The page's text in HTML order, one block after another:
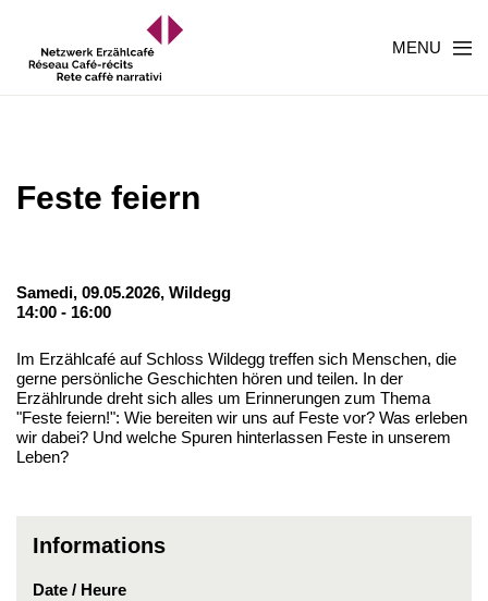
MENU
Feste feiern
Samedi, 09.05.2026, Wildegg
14:00 - 16:00
Im Erzählcafé auf Schloss Wildegg treffen sich Menschen, die
gerne persönliche Geschichten hören und teilen. In der
Erzählrunde dreht sich alles um Erinnerungen zum Thema
"Feste feiern!": Wie bereiten wir uns auf Feste vor? Was erleben
wir dabei? Und welche Spuren hinterlassen Feste in unserem
Leben?
Informations
Date / Heure